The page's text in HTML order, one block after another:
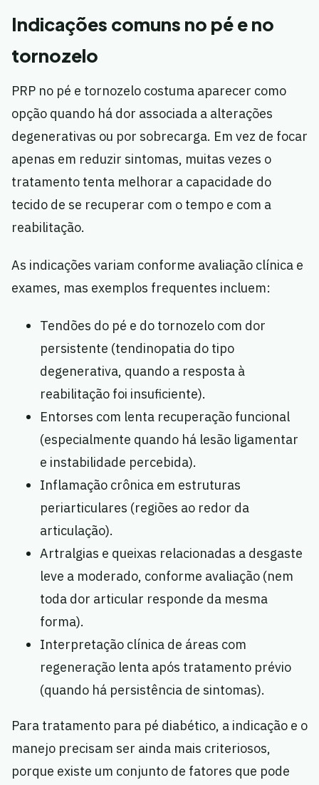
Indicações comuns no pé e no
tornozelo
PRP no pé e tornozelo costuma aparecer como
opção quando há dor associada a alterações
degenerativas ou por sobrecarga. Em vez de focar
apenas em reduzir sintomas, muitas vezes o
tratamento tenta melhorar a capacidade do
tecido de se recuperar com o tempo e com a
reabilitação.
As indicações variam conforme avaliação clínica e
exames, mas exemplos frequentes incluem:
Tendões do pé e do tornozelo com dor
persistente (tendinopatia do tipo
degenerativa, quando a resposta à
reabilitação foi insuficiente).
Entorses com lenta recuperação funcional
(especialmente quando há lesão ligamentar
e instabilidade percebida).
Inflamação crônica em estruturas
periarticulares (regiões ao redor da
articulação).
Artralgias e queixas relacionadas a desgaste
leve a moderado, conforme avaliação (nem
toda dor articular responde da mesma
forma).
Interpretação clínica de áreas com
regeneração lenta após tratamento prévio
(quando há persistência de sintomas).
Para tratamento para pé diabético, a indicação e o
manejo precisam ser ainda mais criteriosos,
porque existe um conjunto de fatores que pode